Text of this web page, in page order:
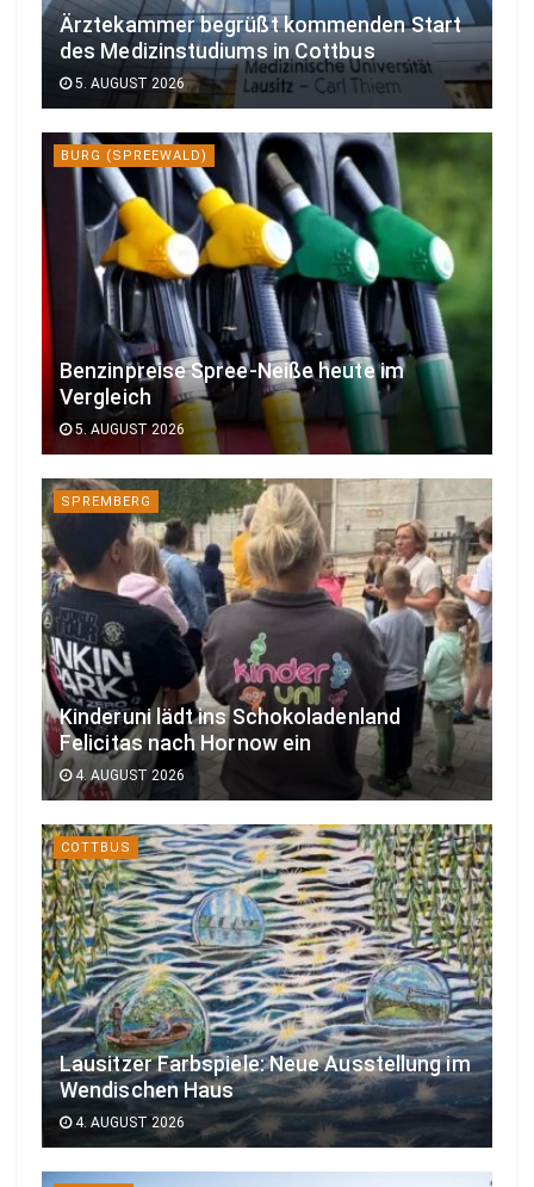
Ärztekammer begrüßt kommenden Start
des Medizinstudiums in Cottbus
5. AUGUST 2026
BURG (SPREEWALD)
Benzinpreise Spree-Neiße heute im
Vergleich
5. AUGUST 2026
SPREMBERG
Kinderuni lädt ins Schokoladenland
Felicitas nach Hornow ein
4. AUGUST 2026
COTTBUS
Lausitzer Farbspiele: Neue Ausstellung im
Wendischen Haus
4. AUGUST 2026